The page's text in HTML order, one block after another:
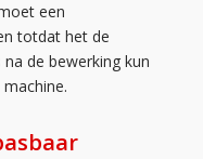
een
totdat het de
de bewerking kun